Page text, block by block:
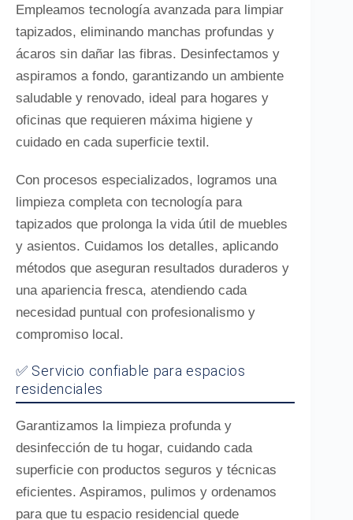
Empleamos tecnología avanzada para limpiar
tapizados, eliminando manchas profundas y
ácaros sin dañar las fibras. Desinfectamos y
aspiramos a fondo, garantizando un ambiente
saludable y renovado, ideal para hogares y
oficinas que requieren máxima higiene y
cuidado en cada superficie textil.
Con procesos especializados, logramos una
limpieza completa con tecnología para
tapizados que prolonga la vida útil de muebles
y asientos. Cuidamos los detalles, aplicando
métodos que aseguran resultados duraderos y
una apariencia fresca, atendiendo cada
necesidad puntual con profesionalismo y
compromiso local.
✅ Servicio confiable para espacios
residenciales
Garantizamos la limpieza profunda y
desinfección de tu hogar, cuidando cada
superficie con productos seguros y técnicas
eficientes. Aspiramos, pulimos y ordenamos
para que tu espacio residencial quede